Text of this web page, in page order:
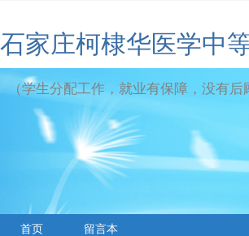
石家庄柯棣华医学中
（学生分配工作，就业有保障，没有
首页 留言本